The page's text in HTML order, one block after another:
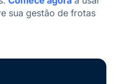
sua gestão de frotas